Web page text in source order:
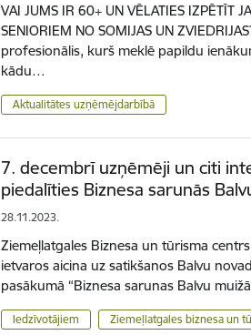
VAI JUMS IR 60+ UN VĒLATIES IZPĒTĪT
SENIORIEM NO SOMIJAS UN
profesionālis, kurš meklē papildu
kādu…
Aktualitātes uzņēmējdarbībā
7. decembrī uzņēmēji un citi
piedalīties Biznesa sarunās
28.11.2023.
Ziemeļlatgales Biznesa un tūrisma
ietvaros aicina uz satikšanos Balvu
pasākumā “Biznesa sarunas Balvu
Iedzīvotājiem
Ziemeļlatgales biznesa un